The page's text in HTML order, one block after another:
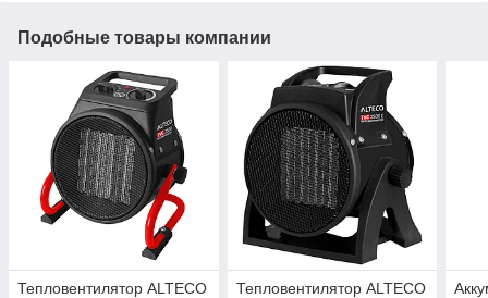
Подобные товары компании
Тепловентилятор ALTECO
Тепловентилятор ALTECO